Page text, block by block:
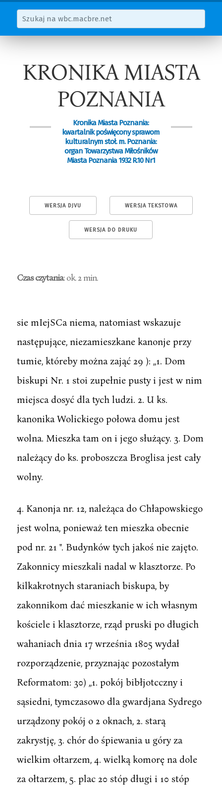
KRONIKA MIASTA
POZNANIA
Kronika Miasta Poznania:
kwartalnik poświęcony sprawom
kulturalnym stoł. m. Poznania:
organ Towarzystwa Miłośników
Miasta Poznania 1932 R.10 Nr1
WERSJA DJVU WERSJA TEKSTOWA
WERSJA DO DRUKU
Czas czytania: ok. 2 min.
sie mIejSCa niema, natomiast wskazuje
następujące, niezamieszkane kanonje przy
tumie, któreby można zająć 29 ): ,,1. Dom
biskupi Nr. 1 stoi zupełnie pusty i jest w nim
miejsca dosyć dla tych ludzi. 2. U ks.
kanonika Wolickiego połowa domu jest
wolna. Mieszka tam on i jego służący. 3. Dom
należący do ks. proboszcza Broglisa jest cały
wolny.
4. Kanonja nr. 12, należąca do Chłapowskiego
jest wolna, ponieważ ten mieszka obecnie
pod nr. 21 ". Budynków tych jakoś nie zajęto.
Zakonnicy mieszkali nadal w klasztorze. Po
kilkakrotnych staraniach biskupa, by
zakonnikom dać mieszkanie w ich własnym
kościele i klasztorze, rząd pruski po długich
wahaniach dnia 17 września 1805 wydał
rozporządzenie, przyznając pozostałym
Reformatom: 30) ,,1. pokój bibłjotcczny i
sąsiedni, tymczasowo dla gwardjana Sydrego
urządzony pokój o 2 oknach, 2. starą
zakrystję, 3. chór do śpiewania u góry za
wielkim ołtarzem, 4. wielką komorę na dole
za ołtarzem, 5. plac 20 stóp długi i 10 stóp